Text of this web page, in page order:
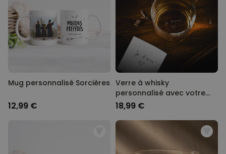
Mug personnalisé Sorcières
12,99 €
Verre à whisky
personnalisé avec votre
écriture
18,99 €